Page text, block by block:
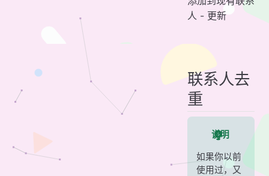
人 - 更新
联系人去
重
说明
如果你以前
使用过，又